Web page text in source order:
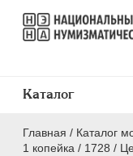
Главная / Каталог
1 копейка / 1728 /
Каталог